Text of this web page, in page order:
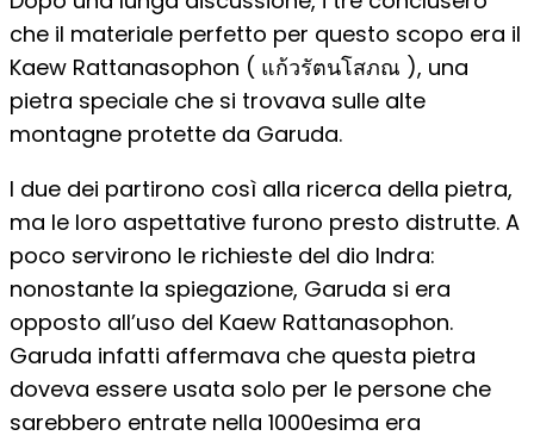
che il materiale perfetto per questo scopo era il
Kaew Rattanasophon ( แก้วรัตนโสภณ ), una
pietra speciale che si trovava sulle alte
montagne protette da Garuda.
I due dei partirono così alla ricerca della pietra,
ma le loro aspettative furono presto distrutte. A
poco servirono le richieste del dio Indra:
nonostante la spiegazione, Garuda si era
opposto all’uso del Kaew Rattanasophon.
Garuda infatti affermava che questa pietra
doveva essere usata solo per le persone che
sarebbero entrate nella 1000esima era